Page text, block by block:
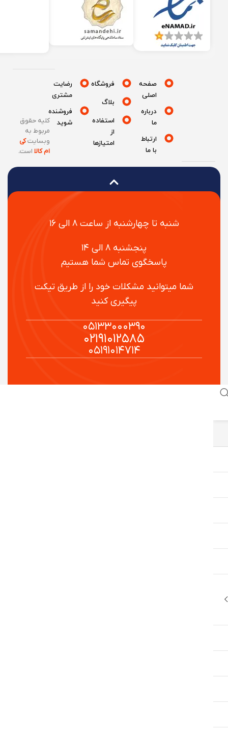
شنبه تا چهارشنبه از ساعت ۸ الی ۱۶
پنجشنبه ۸ الی ۱۴
پاسخگوی تماس شما هستیم
شما میتوانید مشکلات خود را از طریق تیکت
پیگیری کنید
۰۵۱۳۳۰۰۰۳۹۰
۰۲۱۹۱۰۱۲۵۸۵
۰۵۱۹۱۰۱۴۷۱۴
صفحه
درباره
ارتباط
فروشگاه
بلاگ
استفاده
امتیازها
رضایت
مشتری
فروشنده
شوید
کلیه حقوق
مربوط به
وبسایتکی
ام کالااست.